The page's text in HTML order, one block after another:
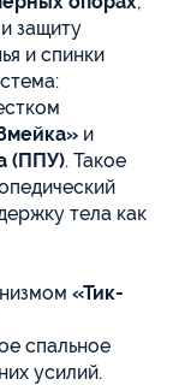
защиту
и спинки
и
(ППУ). Такое
тела как
«Тик-
спальное
усилий.